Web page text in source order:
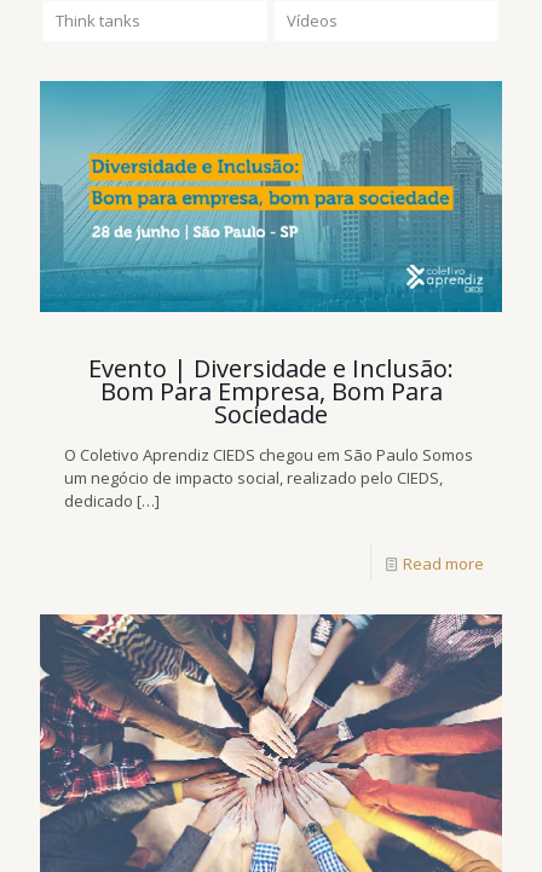
Think tanks Vídeos
Evento | Diversidade e Inclusão:
Bom Para Empresa, Bom Para
Sociedade
O Coletivo Aprendiz CIEDS chegou em São Paulo Somos
um negócio de impacto social, realizado pelo CIEDS,
dedicado […]
Read more